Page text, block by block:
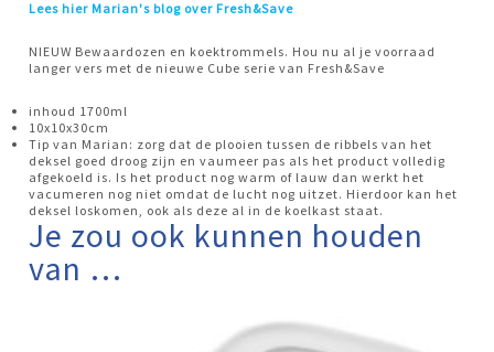
Lees hier Marian's blog over Fresh&Save
NIEUW Bewaardozen en koektrommels. Hou nu al je voorraad
langer vers met de nieuwe Cube serie van Fresh&Save
inhoud 1700ml
10x10x30cm
Tip van Marian: zorg dat de plooien tussen de ribbels van het
deksel goed droog zijn en vaumeer pas als het product volledig
afgekoeld is. Is het product nog warm of lauw dan werkt het
vacumeren nog niet omdat de lucht nog uitzet. Hierdoor kan het
deksel loskomen, ook als deze al in de koelkast staat.
Je zou ook kunnen houden
van …